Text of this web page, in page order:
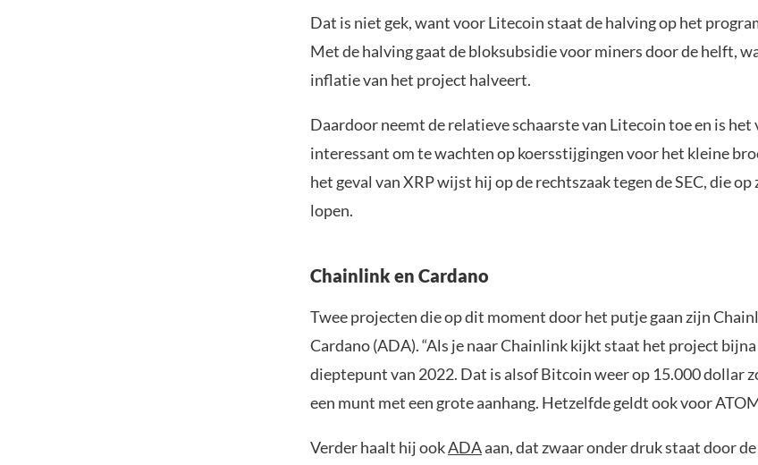
Dat is niet gek, want voor Litecoin staat de halving op het
Met de halving gaat de bloksubsidie voor miners door de helft,
inflatie van het project halveert.
Daardoor neemt de relatieve schaarste van Litecoin toe en is
interessant om te wachten op koersstijgingen voor het kleine
het geval van XRP wijst hij op de rechtszaak tegen de SEC, die
lopen.
Chainlink en Cardano
Twee projecten die op dit moment door het putje gaan zijn
Cardano (ADA). “Als je naar Chainlink kijkt staat het project
dieptepunt van 2022. Dat is alsof Bitcoin weer op 15.000 dollar
een munt met een grote aanhang. Hetzelfde geldt ook voor
Verder haalt hij ookADAaan, dat zwaar onder druk staat door